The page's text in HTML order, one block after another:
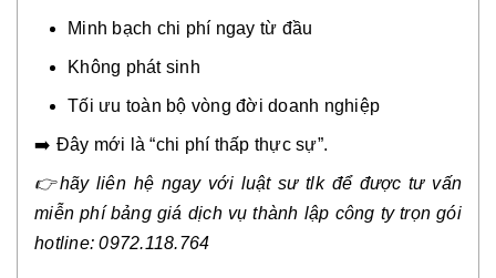
Minh bạch chi phí ngay từ đầu
Không phát sinh
Tối ưu toàn bộ vòng đời doanh nghiệp
➡️ Đây mới là “chi phí thấp thực sự”.
👉hãy liên hệ ngay với luật sư tlk để được tư vấn
miễn phí bảng giá dịch vụ thành lập công ty trọn gói
hotline: 0972.118.764